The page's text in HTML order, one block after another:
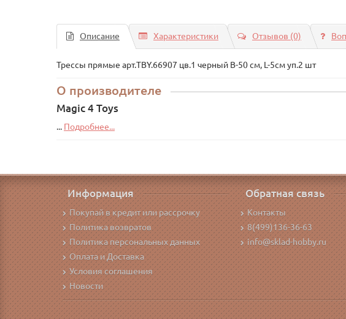
Описание Характеристики Отзывов (0)
Трессы прямые арт.TBY.66907 цв.1 черный B-50 см, L-5см уп.2 шт
О производителе
Magic 4 Toys
... Подробнее...
Информация
Покупай в кредит или рассрочку
Политика возвратов
Политика персональных данных
Оплата и Доставка
Условия соглашения
Новости
Обратная связь
Контакты
8(499)136-36-63
info@sklad-hobby.ru